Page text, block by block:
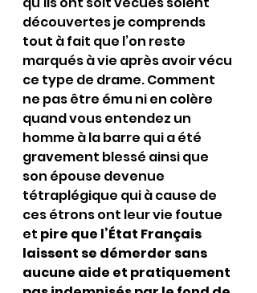
découvertes je comprends
tout à fait que l’on reste
marqués à vie après avoir vécu
ce type de drame. Comment
ne pas être ému ni en colère
quand vous entendez un
homme à la barre qui a été
gravement blessé ainsi que
son épouse devenue
tétraplégique qui à cause de
ces étrons ont leur vie foutue
et pire que l’État Français
laissent se démerder sans
aucune aide et pratiquement